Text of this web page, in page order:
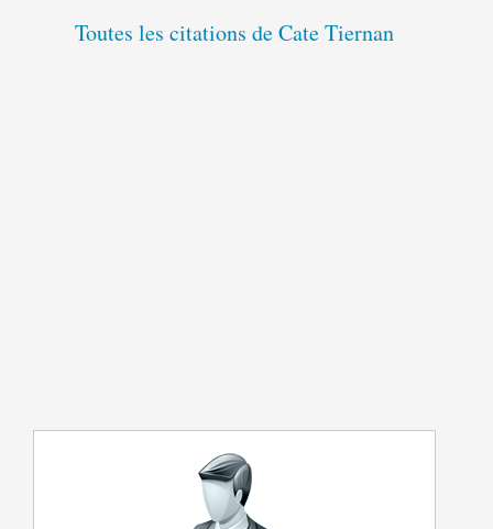
Toutes les citations de Cate Tiernan